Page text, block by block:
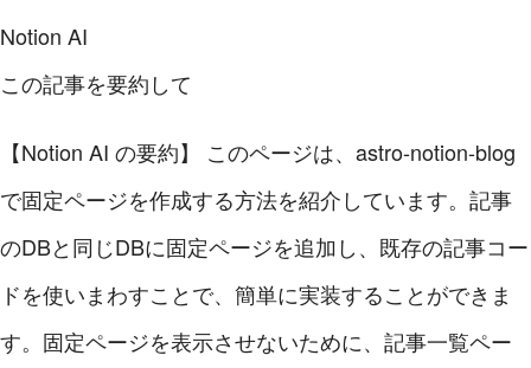
Notion AI
この記事を要約して
【Notion AI の要約】
このページは、astro-notion-blog
で固定ページを作成する方法を紹介しています。記事
のDBと同じDBに固定ページを追加し、既存の記事コー
ドを使いまわすことで、簡単に実装することができま
す。固定ページを表示させないために、記事一覧ペー